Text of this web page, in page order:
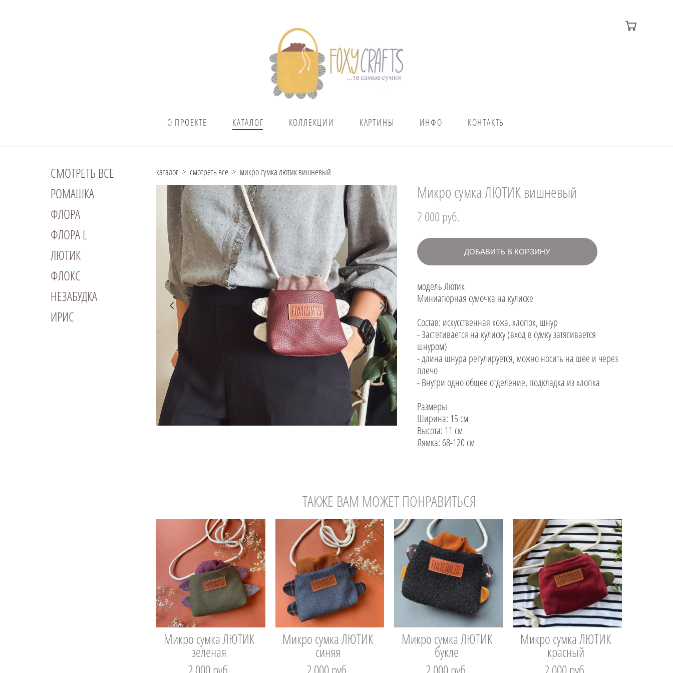
О ПРОЕКТЕ КАТАЛОГ КОЛЛЕКЦИИ КАРТИНЫ ИНФО КОНТАКТЫ
СМОТРЕТЬ ВСЕ
РОМАШКА
ФЛОРА
ФЛОРА L
ЛЮТИК
ФЛОКС
НЕЗАБУДКА
ИРИС
каталог > смотреть все > микро сумка лютик вишневый
Микро сумка ЛЮТИК вишневый
2 000 pуб.
ДОБАВИТЬ В КОРЗИНУ
модель Лютик
Миниатюрная сумочка на кулиске
Состав: искусственная кожа, хлопок, шнур
- Застегивается на кулиску (вход в сумку затягивается
шнуром)
- длина шнура регулируется, можно носить на шее и через
плечо
- Внутри одно общее отделение, подкладка из хлопка
Размеры
Ширина: 15 см
Высота: 11 см
Лямка: 68-120 см
ТАКЖЕ ВАМ МОЖЕТ ПОНРАВИТЬСЯ
Микро сумка ЛЮТИК
зеленая
Микро сумка ЛЮТИК
синяя
Микро сумка ЛЮТИК
букле
Микро сумка ЛЮТИК
красный